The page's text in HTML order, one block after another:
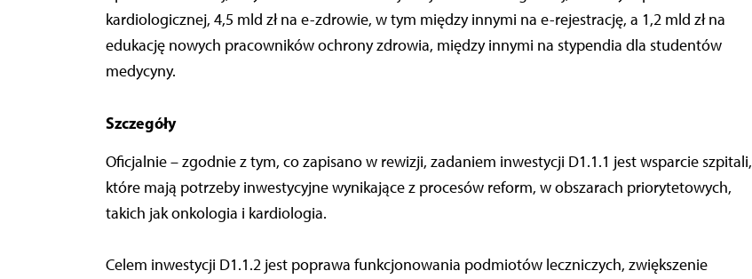
kardiologicznej, 4,5 mld zł na e-zdrowie, w tym między innymi na e-rejestrację, a 1,2 mld zł na
edukację nowych pracowników ochrony zdrowia, między innymi na stypendia dla studentów
medycyny.
Szczegóły
Oficjalnie – zgodnie z tym, co zapisano w rewizji, zadaniem inwestycji D1.1.1 jest wsparcie szpitali,
które mają potrzeby inwestycyjne wynikające z procesów reform, w obszarach priorytetowych,
takich jak onkologia i kardiologia.
Celem inwestycji D1.1.2 jest poprawa funkcjonowania podmiotów leczniczych, zwiększenie